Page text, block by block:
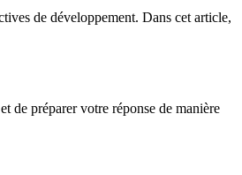
de développement. Dans cet article,
de préparer votre réponse de manière